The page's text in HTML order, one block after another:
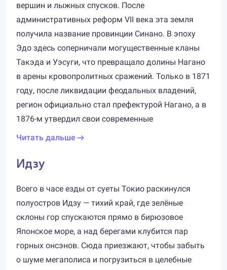
вершин и лыжных спусков. После
административных реформ VII века эта земля
получила название провинции Синано. В эпоху
Эдо здесь соперничали могущественные кланы
Такэда и Уэсуги, что превращало долины Нагано
в арены кровопролитных сражений. Только в 1871
году, после ликвидации феодальных владений,
регион официально стал префектурой Нагано, а в
1876-м утвердил свои современные
Читать дальше
Идзу
Всего в часе езды от суеты Токио раскинулся
полуостров Идзу — тихий край, где зелёные
склоны гор спускаются прямо в бирюзовое
Японское море, а над берегами клубится пар
горных онсэнов. Сюда приезжают, чтобы забыть
о шуме мегаполиса и погрузиться в целебные